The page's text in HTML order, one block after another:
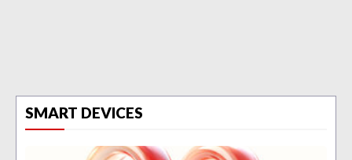
SMART DEVICES